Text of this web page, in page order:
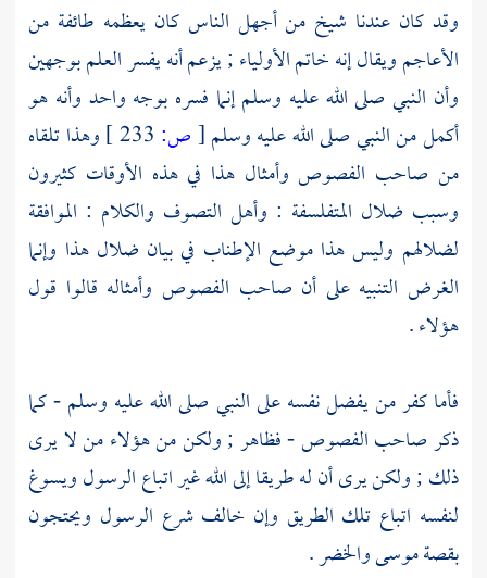
وقد كان عندنا شيخ من أجهل الناس كان يعظمه طائفة من
الأعاجم ويقال إنه خاتم الأولياء ; يزعم أنه يفسر العلم بوجهين
وأن النبي صلى الله عليه وسلم إنما فسره بوجه واحد وأنه هو
أكمل من النبي صلى الله عليه وسلم[ص:
وهذا تلقاه
من صاحب الفصوص وأمثال هذا في هذه الأوقات كثيرون
وسبب ضلال المتفلسفة : وأهل التصوف والكلام : الموافقة
لضلالهم وليس هذا موضع الإطناب في بيان ضلال هذا وإنما
الغرض التنبيه على أن صاحب الفصوص وأمثاله قالوا قول
هؤلاء .
فأما كفر من يفضل نفسه على النبي صلى الله عليه وسلم - كما
ذكر صاحب الفصوص - فظاهر ; ولكن من هؤلاء من لا يرى
ذلك ; ولكن يرى أن له طريقا إلى الله غير اتباع الرسول ويسوغ
لنفسه اتباع تلك الطريق وإن خالف شرع الرسول ويحتجون
بقصةموسىوالخضر.